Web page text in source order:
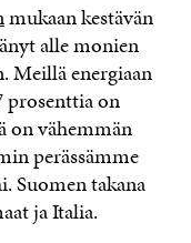
mukaan kestävän
alle monien
Meillä energiaan
prosenttia on
on vähemmän
perässämme
Suomen takana
ja Italia.